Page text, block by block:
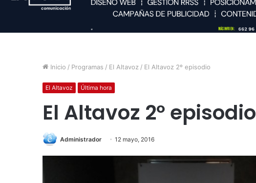
Inicio / Programas / El Altavoz / El Altavoz 2º episodio
El Altavoz Última hora
El Altavoz 2º episodio
Administrador 12 mayo, 2016